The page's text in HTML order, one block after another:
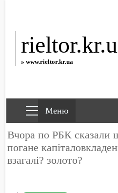
» www.rieltor.kr.ua
Вчора по РБК сказали
погане
взагалі? золото?